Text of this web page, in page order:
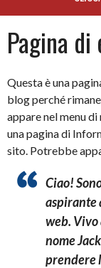
Pagina di
Questa è una
blog perché
appare nel menu
una pagina di
sito. Potrebbe
Ciao!
aspirante
web. Vivo
nome
prendere